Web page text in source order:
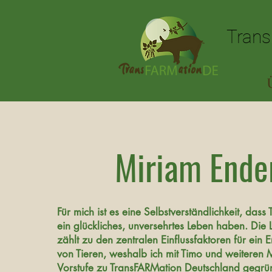
Miriam
Für mich ist es eine Selbstverständlichkeit, dass
ein glückliches, unversehrtes Leben haben. Die
zählt zu den zentralen Einflussfaktoren für ein
von Tieren, weshalb ich mit Timo und weiteren
Vorstufe zu TransFARMation Deutschland